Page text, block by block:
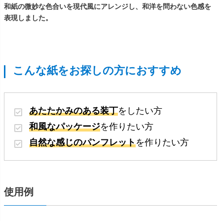
和紙の微妙な色合いを現代風にアレンジし、和洋を問わない色感を
表現しました。
こんな紙をお探しの方におすすめ
あたたかみのある装丁をしたい方
和風なパッケージを作りたい方
自然な感じのパンフレットを作りたい方
使用例